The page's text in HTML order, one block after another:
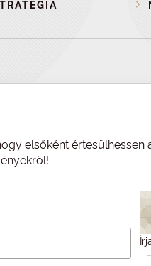
elsőként értesülhessen